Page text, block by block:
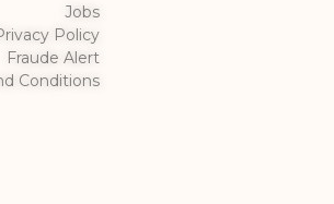
Jobs
Policy
Fraude Alert
Conditions